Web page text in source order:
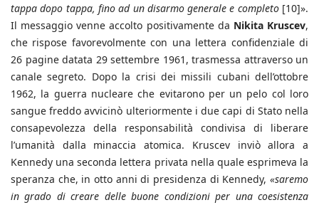
tappa dopo tappa, fino ad un disarmo generale e completo[10]».
Il messaggio venne accolto positivamente da Nikita Kruscev,
che rispose favorevolmente con una lettera confidenziale di
26 pagine datata 29 settembre 1961, trasmessa attraverso un
canale segreto. Dopo la crisi dei missili cubani dell’ottobre
1962, la guerra nucleare che evitarono per un pelo col loro
sangue freddo avvicinò ulteriormente i due capi di Stato nella
consapevolezza della responsabilità condivisa di liberare
l’umanità dalla minaccia atomica. Kruscev inviò allora a
Kennedy una seconda lettera privata nella quale esprimeva la
speranza che, in otto anni di presidenza di Kennedy, «saremo
in grado di creare delle buone condizioni per una coesistenza